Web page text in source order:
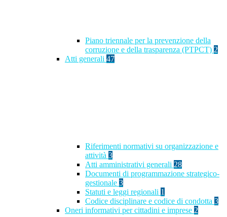
Piano triennale per la prevenzione della
corruzione e della trasparenza (PTPCT) 2
Atti generali 47
Riferimenti normativi su organizzazione e
attività 3
Atti amministrativi generali 28
Documenti di programmazione strategico-
gestionale 3
Statuti e leggi regionali 1
Codice disciplinare e codice di condotta 3
Oneri informativi per cittadini e imprese 2